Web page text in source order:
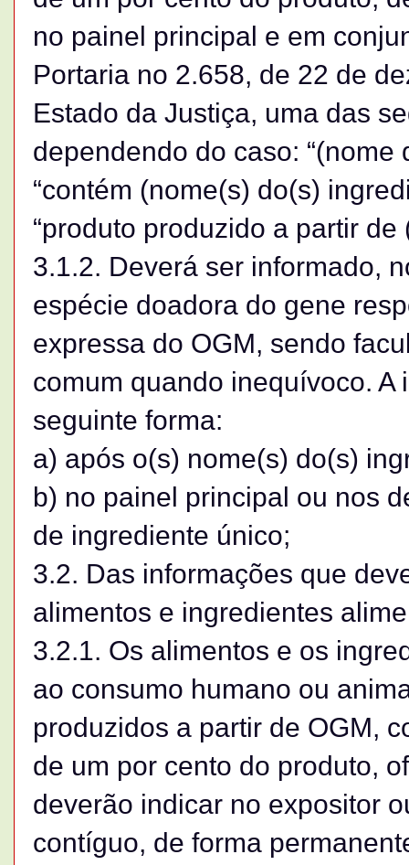
no painel principal e em
Portaria no 2.658, de 22 de
Estado da Justiça, uma das
dependendo do caso: “(nome
“contém (nome(s) do(s)
“produto produzido a partir
3.1.2. Deverá ser informado,
espécie doadora do gene
expressa do OGM, sendo
comum quando inequívoco.
seguinte forma:
a) após o(s) nome(s) do(s)
b) no painel principal ou nos
de ingrediente único;
3.2. Das informações que
alimentos e ingredientes
3.2.1. Os alimentos e os
ao consumo humano ou
produzidos a partir de OGM,
de um por cento do produto,
deverão indicar no expositor
contíguo, de forma